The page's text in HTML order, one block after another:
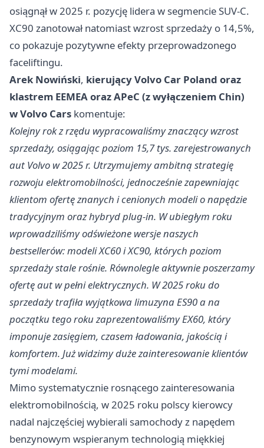
osiągnął w 2025 r. pozycję lidera w segmencie SUV-C.
XC90 zanotował natomiast wzrost sprzedaży o 14,5%,
co pokazuje pozytywne efekty przeprowadzonego
faceliftingu.
Arek Nowiński, kierujący Volvo Car Poland oraz
klastrem EEMEA oraz APeC (z wyłączeniem Chin)
w Volvo Cars komentuje:
Kolejny rok z rzędu wypracowaliśmy znaczący wzrost
sprzedaży, osiągając poziom 15,7 tys. zarejestrowanych
aut Volvo w 2025 r. Utrzymujemy ambitną strategię
rozwoju elektromobilności, jednocześnie zapewniając
klientom ofertę znanych i cenionych modeli o napędzie
tradycyjnym oraz hybryd plug-in. W ubiegłym roku
wprowadziliśmy odświeżone wersje naszych
bestsellerów: modeli XC60 i XC90, których poziom
sprzedaży stale rośnie. Równolegle aktywnie poszerzamy
ofertę aut w pełni elektrycznych. W 2025 roku do
sprzedaży trafiła wyjątkowa limuzyna ES90 a na
początku tego roku zaprezentowaliśmy EX60, który
imponuje zasięgiem, czasem ładowania, jakością i
komfortem. Już widzimy duże zainteresowanie klientów
tymi modelami.
Mimo systematycznie rosnącego zainteresowania
elektromobilnością, w 2025 roku polscy kierowcy
nadal najczęściej wybierali samochody z napędem
benzynowym wspieranym technologią miękkiej